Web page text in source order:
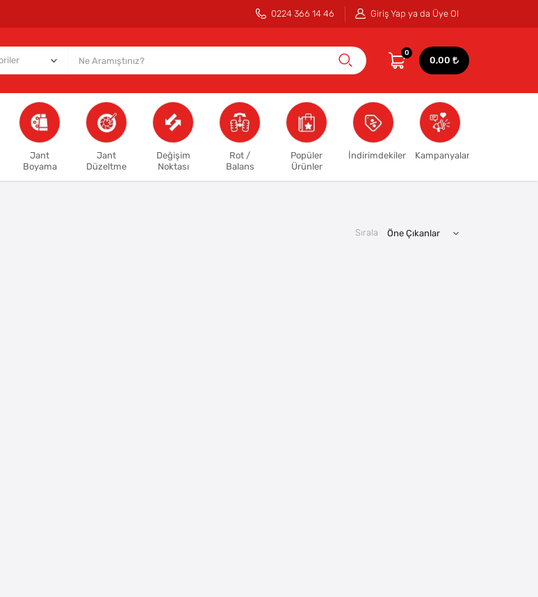
0224 366 14 46 Giriş Yap ya da Üye Ol
0
0,00
Jant
Boyama
Jant
Düzeltme
Değişim
Noktası
Rot /
Balans
Popüler
Ürünler
İndirimdekiler Kampanyalar
Sırala